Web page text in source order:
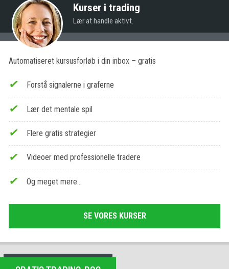
Kurser i trading
Lær at handle aktivt.
Automatiseret kursusforløb i din inbox – gratis
Forstå signalerne i graferne
Lær det mentale spil
Flere gratis strategier
Videoer med professionelle tradere
Og meget mere…
SE VORES KURSER